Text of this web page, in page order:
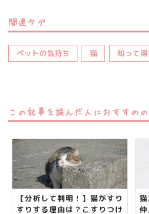
関連タグ
ペットの気持ち 猫 知って得
この記事を読んだ人におすすめ
【分析して判明！】猫がすり
すりする理由は？こすりつけ